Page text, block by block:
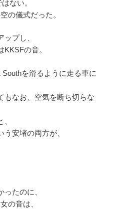
ない。
の儀式だった。
プし、
の音。
を滑るように走る車に
もなお、空気を断ち切らな
う安堵の両方が、
たのに、
の音は、